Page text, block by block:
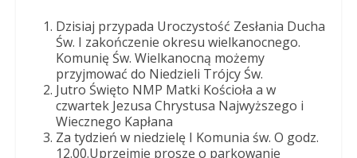
Parafia
Chrystusa
Dobrego
Pasterza
Dzisiaj przypada Uroczystość Zesłania Ducha
Św. I zakończenie okresu wielkanocnego.
Komunię Św. Wielkanocną możemy
przyjmować do Niedzieli Trójcy Św.
Jutro Święto NMP Matki Kościoła a w
czwartek Jezusa Chrystusa Najwyższego i
Wiecznego Kapłana
Za tydzień w niedzielę I Komunia św. O godz.
12.00.Uprzejmie proszę o parkowanie